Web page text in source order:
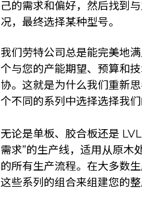
己的需求和偏好，然后找到
况，最终选择某种型号。
我们劳特公司总是能完美地
个与您的产能期望、预算和
协。这就是为什么我们重新
个不同的系列中选择选择我
无论是单板、胶合板还是
需求”的生产线，适用从原木
的所有生产流程。在大多数
这些系列的组合来组建您的整